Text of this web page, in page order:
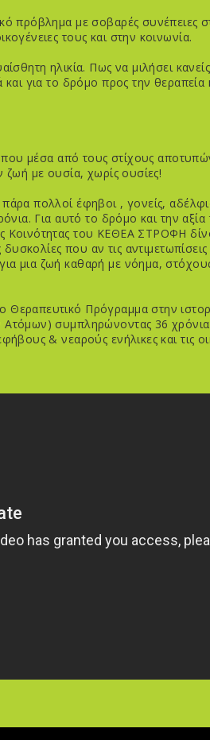
πρόβλημα με σοβαρές συνέπειες
τους και στην κοινωνία.
ηλικία. Πως να μιλήσει
για το δρόμο προς την θεραπεία
μέσα από τους στίχους
με ουσία, χωρίς ουσίες!
πολλοί έφηβοι , γονείς,
Για αυτό το δρόμο και την αξία
Κοινότητας του ΚΕΘΕΑ ΣΤΡΟΦΗ
που αν τις
μια ζωή καθαρή με νόημα,
Πρόγραμμα στην
συμπληρώνοντας 36 χρόνια
& νεαρούς ενήλικες και τις